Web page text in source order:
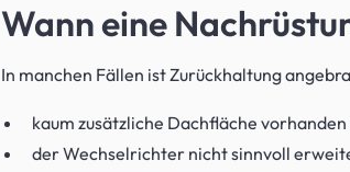
Wann eine
In manchen Fällen ist Zurückhaltung
kaum zusätzliche Dachfläche
der Wechselrichter nicht sinnvoll